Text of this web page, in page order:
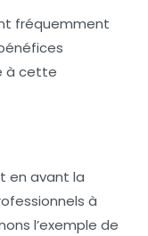
fréquemment
à cette
en avant la
à
l’exemple de